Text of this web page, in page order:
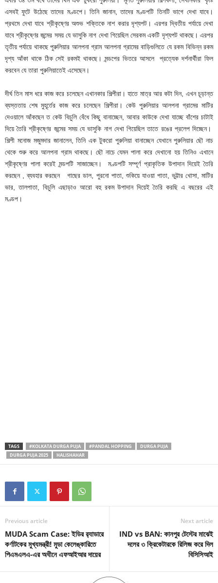
এসবই ফুটে উঠেছে তাদের মণ্ডপে। তিনি জানান, তাদের মণ্ডপটি তিনটি ভাগে দেখা যাবে।
প্রথমে দেখা যাবে শ্রীকৃষ্ণের অশুভ শক্তিকে নাশ করার দৃশ্যপট। এরপর দ্বিতীয় পর্যায়ে দেখা
যাবে শ্রীকৃষ্ণের জন্মের সময় যে ভাসুকি নাগ দেখা গিয়েছিল সেরকম একটি দৃশ্যপট থাকছে। এরপর
তৃতীয় পর্যায়ে থাকছে পুরুলিয়ার আলপনা গ্রাম আলপনা গ্রামের বাড়িগুলিতে যে রকম বিভিন্ন রকম
দৃশ্য আঁকা থাকে ঠিক সেই রকমই থাকছে। মন্ডপের ভিতরে আসলে প্রত্যেক দর্শনার্থীরা ফিল
করবেন যে তারা পুরুলিয়াতেই এসেছেন।
দীর্ঘ তিন মাস ধরে কাজ করে চলেছেন এখানকার শিল্পীরা। হাতে মাত্র আর কটা দিন, এখন চূড়ান্ত
ব্যস্ততায় শেষ মুহূর্তের কাজ করে চলেছেন শিল্পীরা। কেউ পুরুলিয়ার আলপনা গ্রামের মাটির
দেওয়ালে আঁকছেন ত কেউ বিচুলি বেঁধে কিছু বানাচ্ছেন, আবার কাউকে দেখা যাচ্ছে বাঁশের চাটাই
দিয়ে তৈরি শ্রীকৃষ্ণের জন্মের সময় যে ভাসুকি নাগ দেখা গিয়েছিল তাতে রঙের প্রলেপ দিচ্ছেন।
শিল্পী মনোজ মজুমদার জানালেন, তিনি এক টুকরো পুরুলিয়া বানাচ্ছেন যেখানে পুরুলিয়ার ছৌ নাচ
থেকে শুরু করে আলপনা গ্রাম থাকছে। ছৌ নাচে যেমন পালা করে দেখানো হয় তিনিও এখানে
শ্রীকৃষ্ণের পালা করেই মন্ডপটি সাজাচ্ছেন। মণ্ডপটি সম্পূর্ণ প্রাকৃতিক উপাদান দিয়েই তৈরি
করছেন , ব্যবহার করছেন গাছের ডাল, পুরনো পাতা, শুকিয়ে যাওয়া পাতা, ভুট্টার খোসা, মাটির
ভার, তালপাতা, বিচুলি এছাড়াও আরো বহু রকম উপাদান দিয়েই তৈরি করছি এ বছরের এই
মণ্ডপ।
TAGS #KOLKATA DURGA PUJA #PANDAL HOPPING
DURGA PUJA
DURGA PUJA 2025
HALISHAHAR
Previous article
MUDA Scam Case: ইডির র‍্যাডারে
কর্ণাটকের মুখ্যমন্ত্রী! মুডা কেলেঙ্কারিতে
পিএমএলএ-এর অধীনে এফআইআর দায়ের
Next article
IND vs BAN: কানপুর টেস্টের মাঝেই
দলের ৩ ক্রিকেটারকে রিলিজ করে দিল
বিসিসিআই